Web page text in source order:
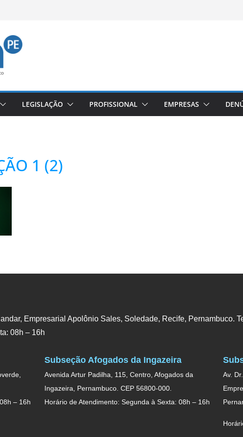
LEGISLAÇÃO PROFISSIONAL EMPRESAS
1 (2)
Empresarial Apolônio Sales, Soledade, Recife, Pernambuco.
08h – 16h
– 16h
Subseção Afogados da Ingazeira
Avenida Artur Padilha, 115, Centro, Afogados da
Ingazeira, Pernambuco. CEP 56800-000.
Horário de Atendimento: Segunda à Sexta: 08h – 16h
Av.